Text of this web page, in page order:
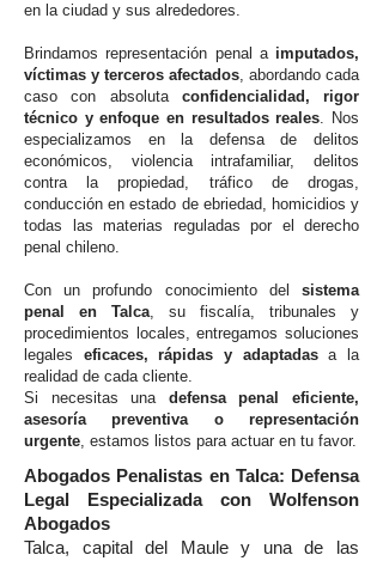
en la ciudad y sus alrededores.
Brindamos representación penal a imputados,
víctimas y terceros afectados, abordando cada
caso con absoluta confidencialidad, rigor
técnico y enfoque en resultados reales. Nos
especializamos en la defensa de delitos
económicos, violencia intrafamiliar, delitos
contra la propiedad, tráfico de drogas,
conducción en estado de ebriedad, homicidios y
todas las materias reguladas por el derecho
penal chileno.
Con un profundo conocimiento del sistema
penal en Talca, su fiscalía, tribunales y
procedimientos locales, entregamos soluciones
legales eficaces, rápidas y adaptadasa la
realidad de cada cliente.
Si necesitas una defensa penal eficiente,
asesoría preventiva o representación
urgente, estamos listos para actuar en tu favor.
Abogados Penalistas en Talca: Defensa
Legal Especializada con Wolfenson
Abogados
Talca, capital del Maule y una de las